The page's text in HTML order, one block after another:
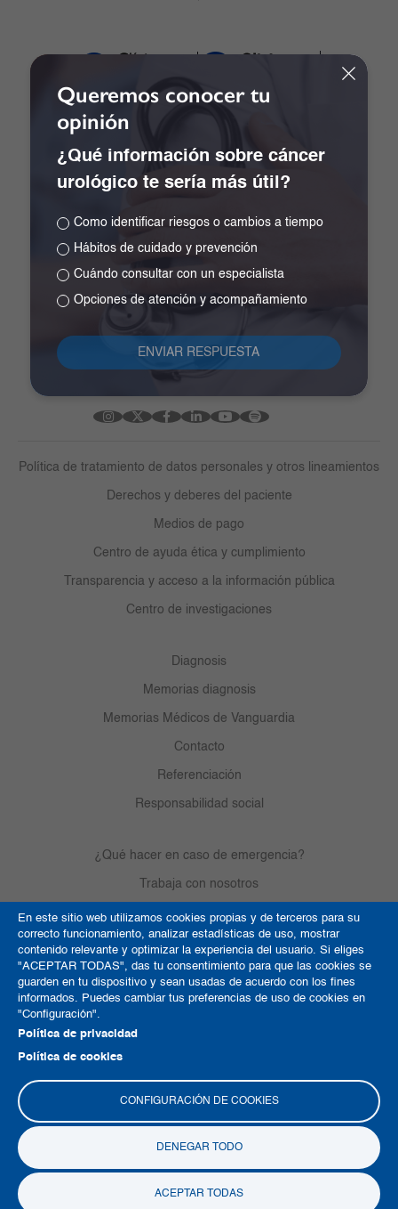
En este sitio web utilizamos cookies propias y de terceros para su
correcto funcionamiento, analizar estadísticas de uso, mostrar
contenido relevante y optimizar la experiencia del usuario. Si eliges
"ACEPTAR TODAS", das tu consentimiento para que las cookies se
guarden en tu dispositivo y sean usadas de acuerdo con los fines
informados. Puedes cambiar tus preferencias de uso de cookies en
"Configuración".
Política de privacidad
Política de cookies
CONFIGURACIÓN DE COOKIES
DENEGAR TODO
ACEPTAR TODAS
Queremos conocer tu
opinión
¿Qué información sobre cáncer
urológico te sería más útil?
Como identificar riesgos o cambios a tiempo
Hábitos de cuidado y prevención
Cuándo consultar con un especialista
Opciones de atención y acompañamiento
Celular: 300 9124955
Solicitud de citas
Notificaciones Judiciales:
notificacionesclc@clinicadelcountry.com
Política de tratamiento de datos personales y otros lineamientos
Derechos y deberes del paciente
Medios de pago
Centro de ayuda ética y cumplimiento
Transparencia y acceso a la información pública
Centro de investigaciones
Diagnosis
Memorias diagnosis
Memorias Médicos de Vanguardia
Contacto
Referenciación
Responsabilidad social
¿Qué hacer en caso de emergencia?
Trabaja con nosotros
Derechos de autor
Política de Cookies
Términos y condiciones
Copyright © 2026 Clínica La Colina